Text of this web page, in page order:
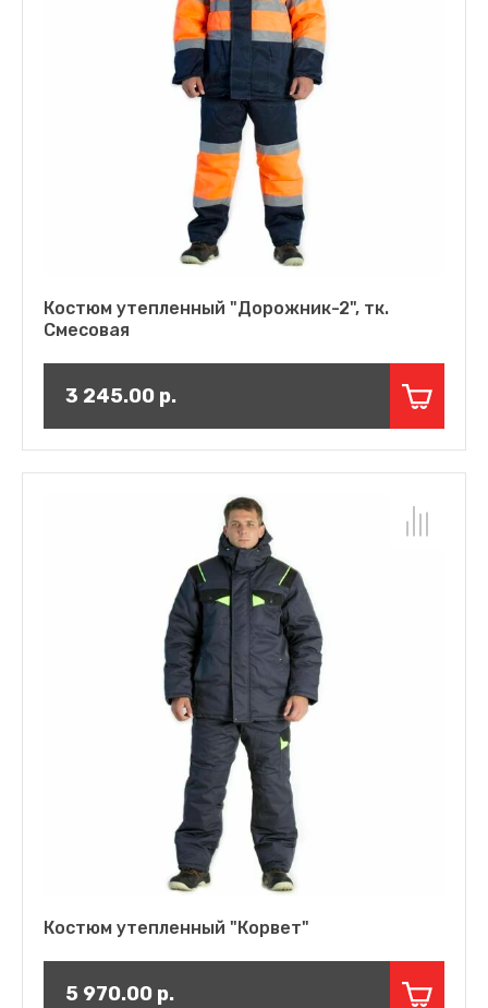
Костюм утепленный "Дорожник-2", тк.
Смесовая
3 245.00 р.
Костюм утепленный "Корвет"
5 970.00 р.